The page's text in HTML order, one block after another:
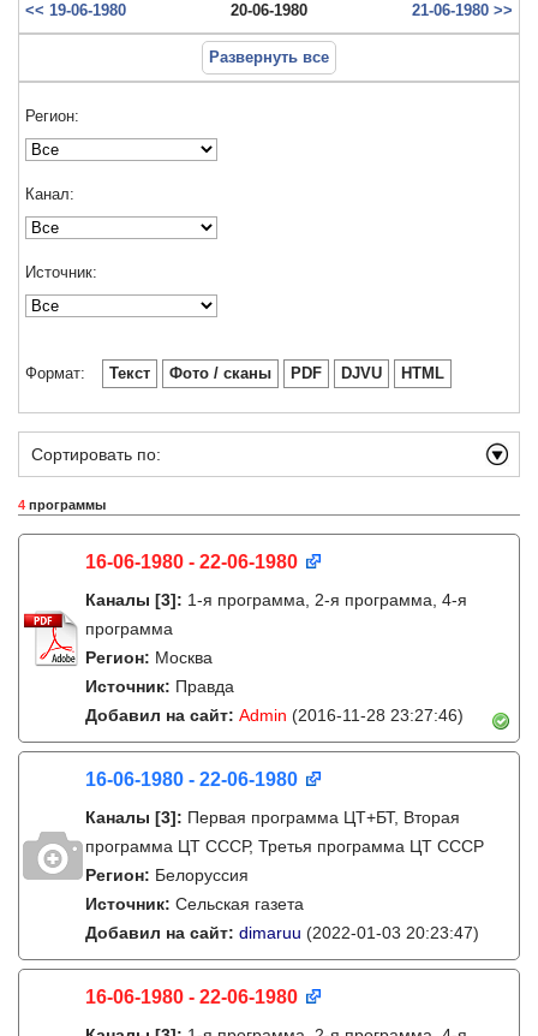
<< 19-06-1980 20-06-1980 21-06-1980 >>
Развернуть все
Регион:
Канал:
Источник:
Формат: Текст Фото / сканы PDF DJVU HTML
Сортировать по:
4 программы
16-06-1980 - 22-06-1980
Каналы [3]: 1-я программа, 2-я программа, 4-я
программа
Регион: Москва
Источник: Правда
Добавил на сайт: Admin (2016-11-28 23:27:46)
16-06-1980 - 22-06-1980
Каналы [3]: Первая программа ЦТ+БТ, Вторая
программа ЦТ ССCР, Третья программа ЦТ ССCР
Регион: Белоруссия
Источник: Сельская газета
Добавил на сайт: dimaruu (2022-01-03 20:23:47)
16-06-1980 - 22-06-1980